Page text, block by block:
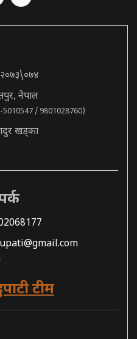
नेपाल
5010547 / 9801028760)
खड्का
टीम